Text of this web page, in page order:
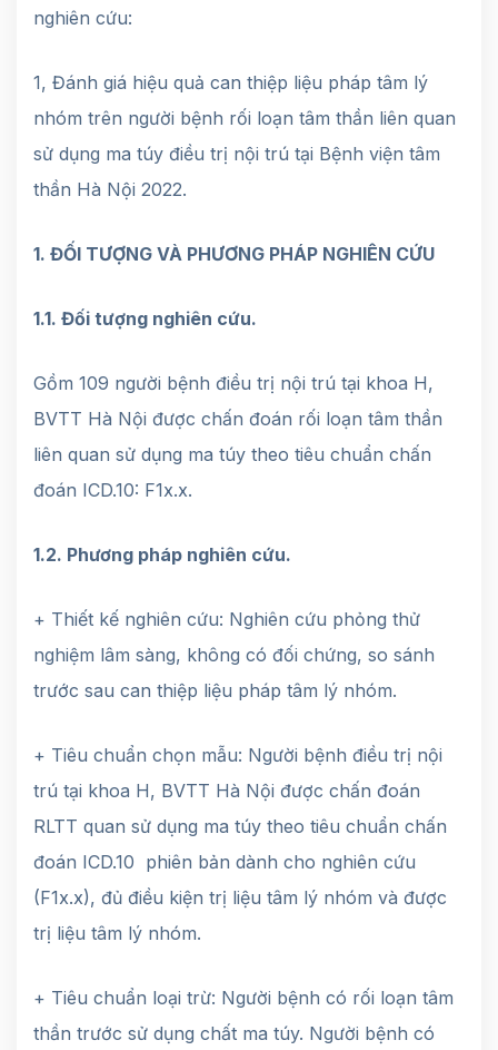
nghiên cứu:
1, Đánh giá hiệu quả can thiệp liệu pháp tâm lý
nhóm trên người bệnh rối loạn tâm thần liên quan
sử dụng ma túy điều trị nội trú tại Bệnh viện tâm
thần Hà Nội 2022.
1. ĐỐI TƯỢNG VÀ PHƯƠNG PHÁP NGHIÊN CỨU
1.1. Đối tượng nghiên cứu.
Gồm 109 người bệnh điều trị nội trú tại khoa H,
BVTT Hà Nội được chấn đoán rối loạn tâm thần
liên quan sử dụng ma túy theo tiêu chuẩn chấn
đoán ICD.10: F1x.x.
1.2. Phương pháp nghiên cứu.
+ Thiết kế nghiên cứu: Nghiên cứu phỏng thử
nghiệm lâm sàng, không có đối chứng, so sánh
trước sau can thiệp liệu pháp tâm lý nhóm.
+ Tiêu chuẩn chọn mẫu: Người bệnh điều trị nội
trú tại khoa H, BVTT Hà Nội được chấn đoán
RLTT quan sử dụng ma túy theo tiêu chuẩn chấn
đoán ICD.10 phiên bản dành cho nghiên cứu
(F1x.x), đủ điều kiện trị liệu tâm lý nhóm và được
trị liệu tâm lý nhóm.
+ Tiêu chuẩn loại trừ: Người bệnh có rối loạn tâm
thần trước sử dụng chất ma túy. Người bệnh có